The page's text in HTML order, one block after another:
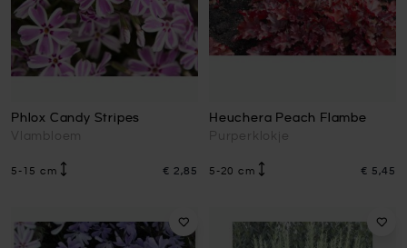
Phlox Candy Stripes
Vlambloem
5-15 cm € 2,85
Heuchera Peach Flambe
Purperklokje
5-20 cm € 5,45